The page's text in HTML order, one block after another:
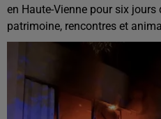
en Haute-Vienne pour six jours
patrimoine, rencontres et